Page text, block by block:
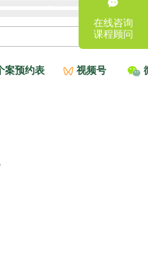
在线咨询
课程顾问